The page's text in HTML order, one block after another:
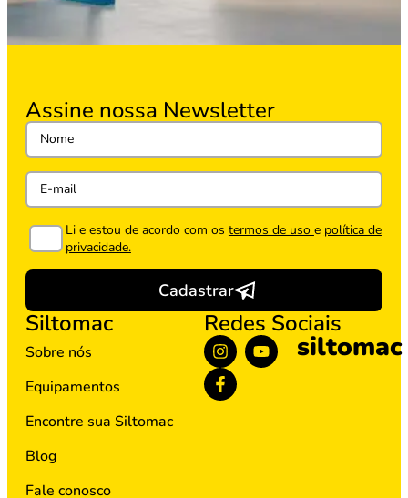
Assine nossa Newsletter
Li e estou de acordo com os termos de uso e política de
privacidade.
Cadastrar
Siltomac
Sobre nós
Equipamentos
Encontre sua Siltomac
Blog
Fale conosco
Redes Sociais
siltomac